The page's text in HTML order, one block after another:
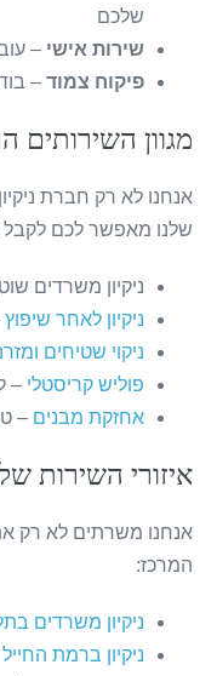
שלכם
שירות אישי–
פיקוח צמוד–
מגוון השירותים
אנחנו לא רק חברת
שלנו מאפשר לכם
ניקיון משרדים
ניקיון לאחר שיפוץ
ניקוי שטיחים
פוליש קריסטלי–
אחזקת מבנים–
איזורי השירות
אנחנו משרתים לא רק
המרכז:
ניקיון משרדים
ניקיון ברמת החייל